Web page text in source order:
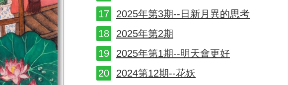
2025年第3期--日新月異的思考
2025年第2期
2025年第1期--明天會更好
2024第12期--花妖